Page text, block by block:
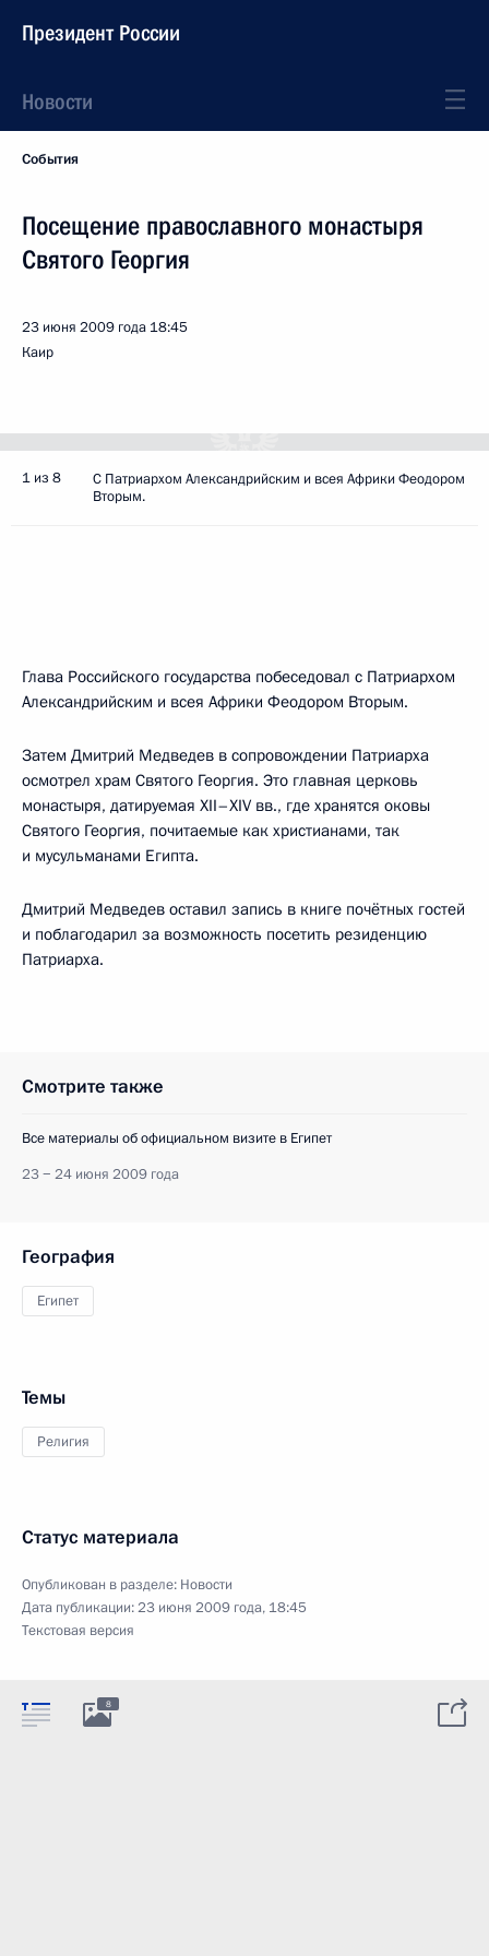
Президент России
Новости
События
Посещение православного монастыря
Святого Георгия
23 июня 2009 года 18:45
Каир
1 из 8
С Патриархом Александрийским и всея Африки Феодором
Вторым.
Глава Российского государства побеседовал с Патриархом
Александрийским и всея Африки Феодором Вторым.
Затем Дмитрий Медведев в сопровождении Патриарха
осмотрел храм Святого Георгия. Это главная церковь
монастыря, датируемая XII–XIV вв., где хранятся оковы
Святого Георгия, почитаемые как христианами, так
и мусульманами Египта.
Дмитрий Медведев оставил запись в книге почётных гостей
и поблагодарил за возможность посетить резиденцию
Патриарха.
Смотрите также
Все материалы об официальном визите в Египет
23 − 24 июня 2009 года
География
Египет
Темы
Религия
Статус материала
Опубликован в разделе: Новости
Дата публикации:23 июня 2009 года, 18:45
Текстовая версия
8